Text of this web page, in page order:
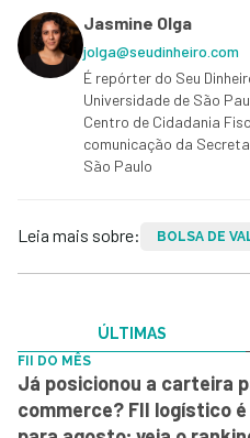
Jasmine Olga
jolga@seudinheiro.com
É repórter do Seu
Universidade de São
Centro de Cidadania
comunicação da
São Paulo
Leia mais sobre: BOLSA DE
ÚLTIMAS
FII DO MÊS
Já posicionou a carteira
commerce? FII logístico